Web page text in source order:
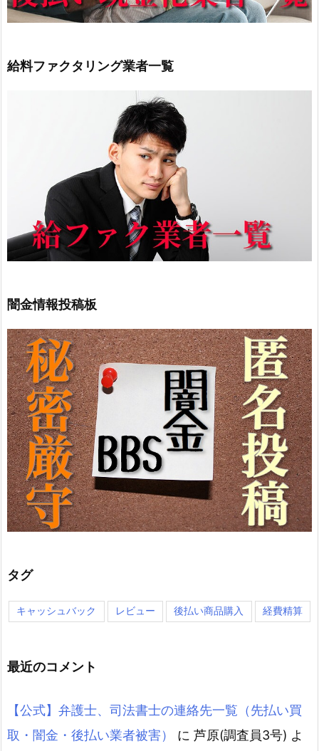
給料ファクタリング業者一覧
闇金情報投稿板
タグ
キャッシュバック レビュー 後払い商品購入 経費精算
最近のコメント
【公式】弁護士、司法書士の連絡先一覧（先払い買
取・闇金・後払い業者被害）
に 芦原(調査員3号) よ